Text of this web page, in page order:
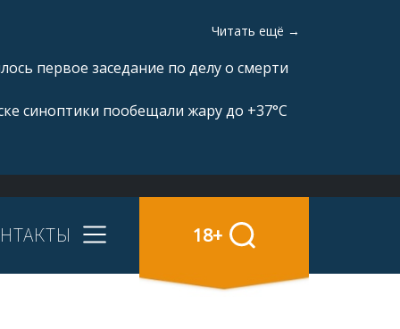
Читать ещё →
первое заседание по делу о смерти
синоптики пообещали жару до +37°C
18+